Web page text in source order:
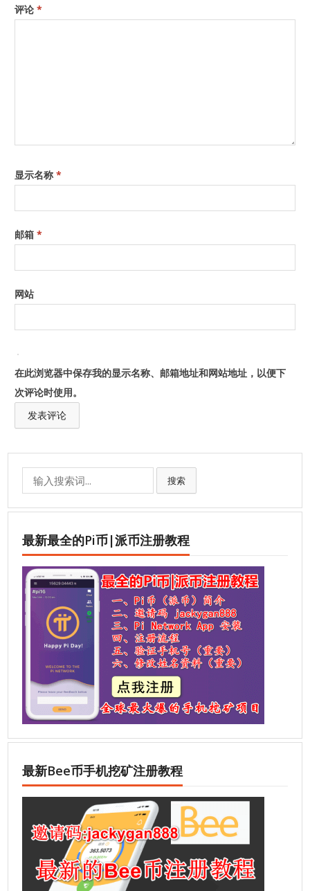
评论*
显示名称*
邮箱*
网站
在此浏览器中保存我的显示名称、邮箱地址和网站地址，以便下
次评论时使用。
Search
for:
搜索
最新最全的Pi币|派币注册教程
最新Bee币手机挖矿注册教程